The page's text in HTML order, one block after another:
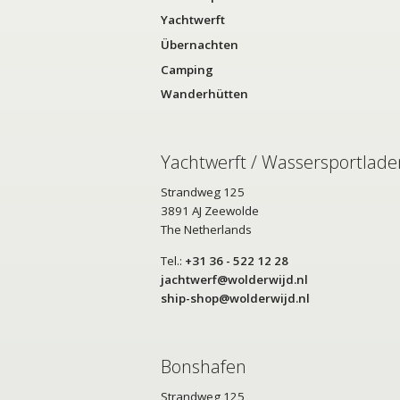
Yachtwerft
Übernachten
Camping
Wanderhütten
Yachtwerft /
Strandweg 125
3891 AJ Zeewolde
The Netherlands
Tel.: +31 36 - 522 12 28
jachtwerf@wolderwijd.nl
ship-shop@wolderwijd.nl
Bonshafen
Strandweg 125